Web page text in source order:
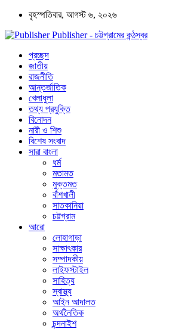
বৃহস্পতিবার, আগস্ট ৬, ২০২৬
Publisher - চট্টগ্রামের কন্ঠস্বর
প্রচ্ছদ
জাতীয়
রাজনীতি
আন্তর্জাতিক
খেলাধুলা
তথ্য প্রযুক্তি
বিনোদন
নারী ও শিশু
বিশেষ সংবাদ
সারা বাংলা
ধর্ম
মতামত
মুক্তমত
বাঁশখালী
সাতকানিয়া
চট্টগ্রাম
আরো
লোহাগাড়া
সাক্ষাৎকার
সম্পাদকীয়
লাইফস্টাইল
সাহিত্য
স্বাস্থ্য
আইন আদালত
অর্থনৈতিক
চন্দনাইশ